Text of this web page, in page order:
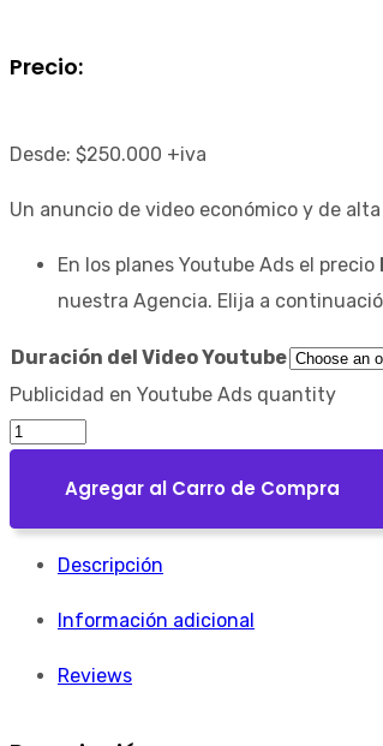
Precio:
Desde: $250.000 +iva
Un anuncio de video económico y de
En los planes Youtube Ads el precio
nuestra Agencia. Elija a
Duración del Video Youtube
Publicidad en Youtube Ads quantity
Agregar al Carro de Compra
Descripción
Información adicional
Reviews